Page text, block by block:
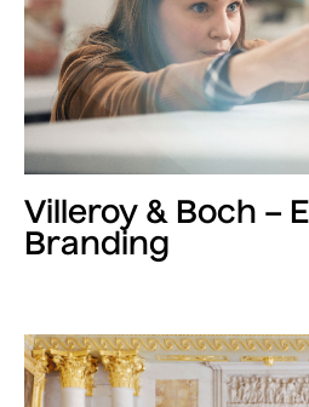
Villeroy & Boch –
Branding